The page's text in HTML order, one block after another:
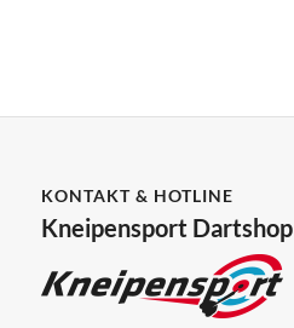
KONTAKT & HOTLINE
Kneipensport Dartshop